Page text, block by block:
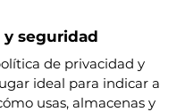
y seguridad
de privacidad y
ideal para indicar a
usas, almacenas y